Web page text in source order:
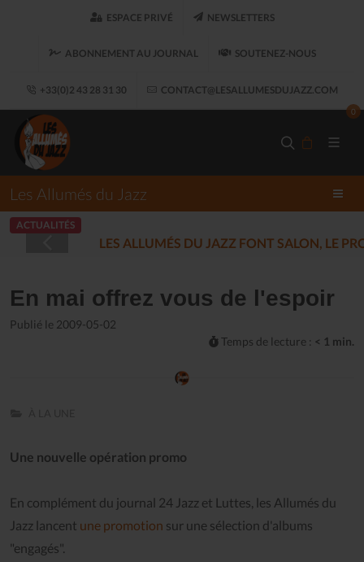
ESPACE PRIVÉ NEWSLETTERS
ABONNEMENT AU JOURNAL SOUTENEZ-NOUS
+33(0)2 43 28 31 30 CONTACT@LESALLUMESDUJAZZ.COM
0
Les Allumés du Jazz
ACTUALITÉS
LES ALLUMÉS DU JAZZ FONT SALON, LE
En mai offrez vous de l'espoir
Publié le 2009-05-02
Temps de lecture : < 1 min.
Une nouvelle opération promo
En complément du journal 24 Jazz et Luttes, les Allumés du
Jazz lancent une promotion sur une sélection d'albums
"engagés".